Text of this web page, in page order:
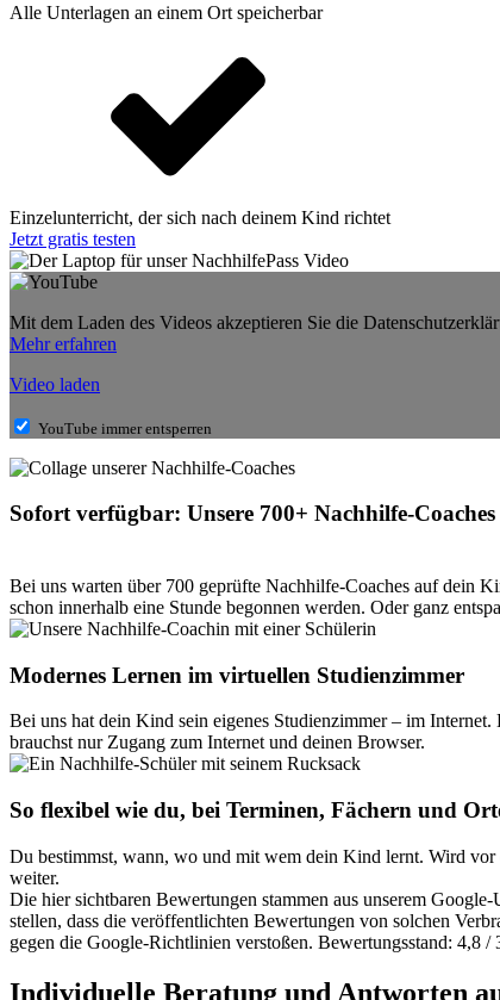
Alle Unterlagen an einem Ort speicherbar
Einzelunterricht, der sich nach deinem Kind richtet
Jetzt gratis testen
Mit dem Laden des Videos akzeptieren Sie die
Mehr erfahren
Video laden
YouTube immer entsperren
Sofort verfügbar: Unsere 700+ Nachhilfe-Coaches
Bei uns warten über 700 geprüfte Nachhilfe-Coaches auf dein
schon innerhalb eine Stunde begonnen werden. Oder ganz
Modernes Lernen im virtuellen Studienzimmer
Bei uns hat dein Kind sein eigenes Studienzimmer – im
brauchst nur Zugang zum Internet und deinen Browser.
So flexibel wie du, bei Terminen, Fächern und
Du bestimmst, wann, wo und mit wem dein Kind lernt. Wird
weiter.
Die hier sichtbaren Bewertungen stammen aus unserem
stellen, dass die veröffentlichten Bewertungen von solchen
gegen die Google-Richtlinien verstoßen. Bewertungsstand: 4,8 /
Individuelle Beratung und Antworten